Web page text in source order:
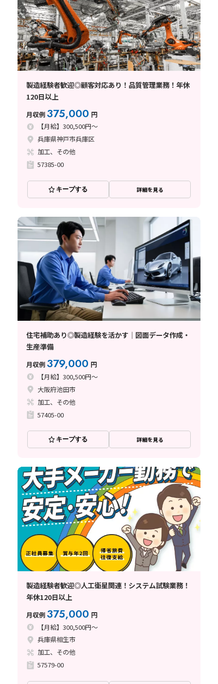
製造経験者歓迎◎顧客対応あり！品質管理業務！年休
120日以上
月収例 375,000 円
【月給】300,500円～
兵庫県神戸市兵庫区
加工、その他
57385-00
キープする 詳細を見る
住宅補助あり◎製造経験を活かす｜図面データ作成・
生産準備
月収例 379,000 円
【月給】300,500円～
大阪府池田市
加工、その他
57405-00
キープする 詳細を見る
製造経験者歓迎◎人工衛星関連！システム試験業務！
年休120日以上
月収例 375,000 円
【月給】300,500円～
兵庫県相生市
加工、その他
57579-00